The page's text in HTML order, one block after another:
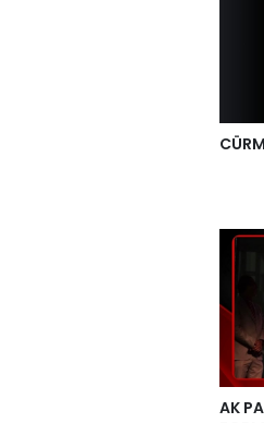
AK